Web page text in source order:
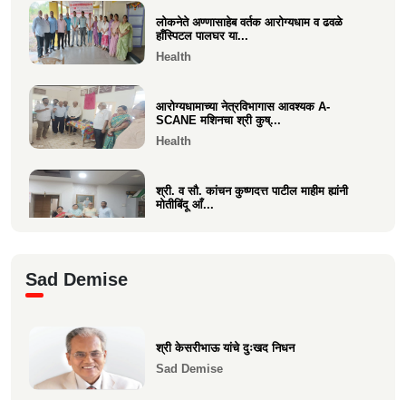
वसई विकास सहकारी बँकेचे अध्यक्ष आशय राऊत
लोकनेते अण्णासाहेब वर्तक आरोग्यधाम व ढवळे
हाँस्पिटल पालघर या...
Health
आरोग्यधामाच्या नेत्रविभागास आवश्यक A-
SCANE मशिनचा श्री कुष्...
Health
श्री. व सौ. कांचन कुष्णदत्त पाटील माहीम ह्यांनी
मोतीबिंदू आँ...
माकुणसारच्या एस के पाटील विद्यामंदिरच्या सन
1983 च्या 10 वी...
Sad Demise
श्री केसरीभाऊ यांचे दुःखद निधन
Sad Demise